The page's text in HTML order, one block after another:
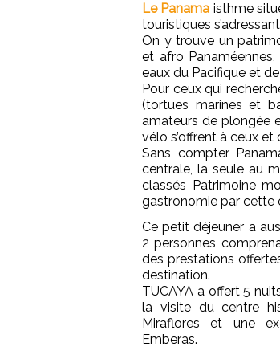
Le Panama isthme
touristiques
On y trouve un
et afro
eaux du Pacifique et
Pour ceux qui
(tortues marines et
amateurs de plongée
vélo s’offrent à ceux
Sans compter
centrale, la seule au
classés Patrimoine
gastronomie par cette
Ce petit déjeuner a
2 personnes
des prestations
destination.
TUCAYA a offert 5
la visite du centre
Miraflores et une
Emberas.